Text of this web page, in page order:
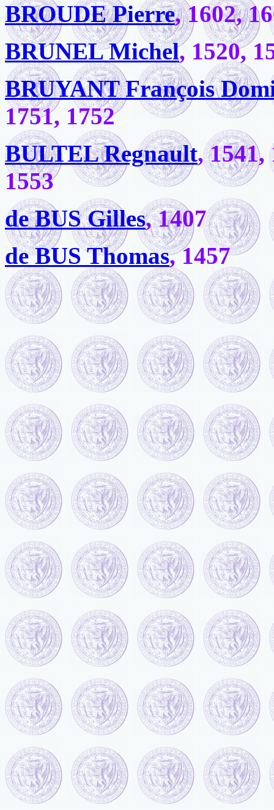
BROUDE Pierre, 1602,
BRUNEL Michel, 1520,
BRUYANT François
1751, 1752
BULTEL Regnault, 1541,
1553
de BUS Gilles, 1407
de BUS Thomas, 1457